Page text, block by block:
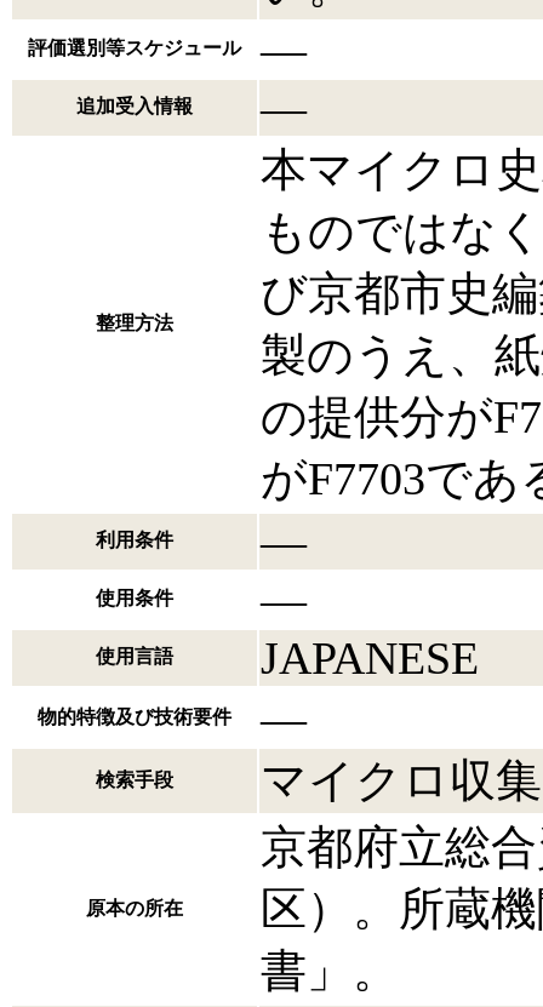
評価選別等スケジュール ―
追加受入情報 ―
整理方法
本マイクロ
ものではな
び京都市史
製のうえ、
の提供分が
がF7703であ
利用条件 ―
使用条件 ―
使用言語 JAPANESE
物的特徴及び技術要件 ―
検索手段 マイクロ収
原本の所在
京都府立総
区）。所蔵
書」。